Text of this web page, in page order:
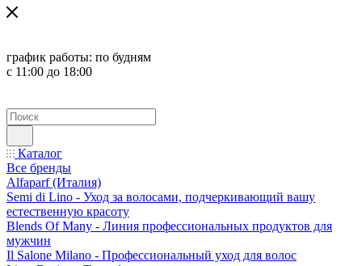
график работы: по будням
с 11:00 до 18:00
Каталог
Все бренды
Alfaparf (Италия)
Semi di Lino - Уход за волосами, подчеркивающий вашу
естественную красоту
Blends Of Many - Линия профессиональных продуктов для
мужчин
Il Salone Milano - Профессиональный уход для волос